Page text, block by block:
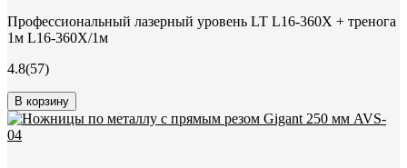
Профессиональный лазерный уровень LT L16-360X + тренога
1м L16-360X/1м
4.8(57)
В корзину